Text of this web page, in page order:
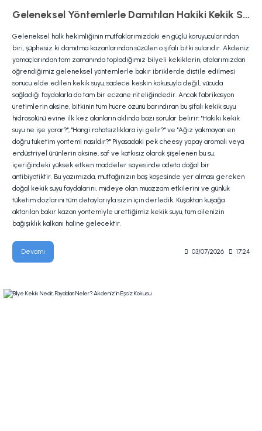
Geleneksel Yöntemlerle Damıtılan Hakiki Kekik Suyu ve Mucizevi Faydaları
Geleneksel halk hekimliğinin mutfaklarımızdaki en güçlü koruyucularından
biri, şüphesiz ki damıtma kazanlarından süzülen o şifalı bitki sularıdır. Akdeniz
yamaçlarından tam zamanında topladığımız bilyeli kekiklerin, atalarımızdan
öğrendiğimiz geleneksel yöntemlerle bakır ibriklerde distile edilmesi
sonucu elde edilen kekik suyu, sadece keskin kokusuyla değil, vücuda
sağladığı faydalarla da tam bir eczane niteliğindedir. Ancak fabrikasyon
üretimlerin aksine, bitkinin tüm hücre özünü barındıran bu şifalı kekik suyu
hidrosolünü evine ilk kez alanların aklında bazı sorular belirir: "Hakiki kekik
suyu ne işe yarar?", "Hangi rahatsızlıklara iyi gelir?" ve "Ağız yakmayan en
doğru tüketim yöntemi nasıldır?" Piyasadaki pek cheesy yapay aromalı veya
endüstriyel ürünlerin aksine, saf ve katkısız olarak şişelenen bu su,
içeriğindeki yüksek etken maddeler sayesinde adeta doğal bir
antibiyötiktir. Bu yazımızda, mutfağınızın baş köşesinde yer alması gereken
doğal kekik suyu faydalarını, mideye olan muazzam etkilerini ve günlük
tüketim dozlarını tüm detaylarıyla sizin için derledik. Kuşaktan kuşağa
aktarılan bakır kazan yöntemiyle ürettiğimiz kekik suyu, tüm ailenizin
bağışıklık kalkanı haline gelecektir.
Devamı 03/07/2026 17:24